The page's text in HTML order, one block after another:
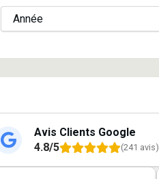
Avis Clients Google
4.8/5
(241 avis)